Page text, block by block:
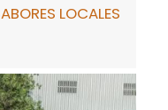
LOCALES